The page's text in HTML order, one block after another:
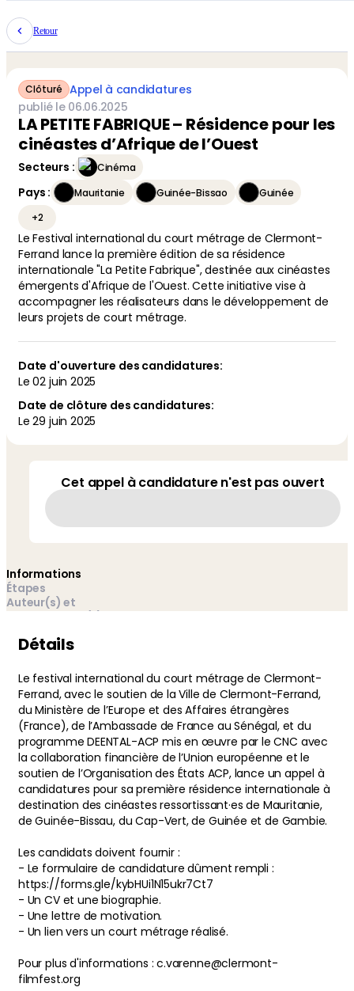
Retour
Clôturé Appel à candidatures
publié le 06.06.2025
LA PETITE FABRIQUE – Résidence pour les
cinéastes d’Afrique de l’Ouest
Secteurs : Cinéma
Pays : Mauritanie Guinée-Bissao
Guinée
+2
Le Festival international du court métrage de Clermont-
Ferrand lance la première édition de sa résidence
internationale "La Petite Fabrique", destinée aux cinéastes
émergents d'Afrique de l'Ouest. Cette initiative vise à
accompagner les réalisateurs dans le développement de
leurs projets de court métrage.
Date d'ouverture des candidatures:
Le02 juin 2025
Date de clôture des candidatures:
Le29 juin 2025
Cet appel à candidature n'est pas ouvert
Informations
Étapes
Auteur(s) et
Détails
Le festival international du court métrage de Clermont-
Ferrand, avec le soutien de la Ville de Clermont-Ferrand,
du Ministère de l’Europe et des Affaires étrangères
(France), de l’Ambassade de France au Sénégal, et du
programme DEENTAL-ACP mis en œuvre par le CNC avec
la collaboration financière de l’Union européenne et le
soutien de l’Organisation des États ACP, lance un appel à
candidatures pour sa première résidence internationale à
destination des cinéastes ressortissant·es de Mauritanie,
de Guinée-Bissau, du Cap-Vert, de Guinée et de Gambie.
Les candidats doivent fournir :
- Le formulaire de candidature dûment rempli :
https://forms.gle/kybHUi1N15ukr7Ct7
- Un CV et une biographie.
- Une lettre de motivation.
- Un lien vers un court métrage réalisé.
Pour plus d'informations : c.varenne@clermont-
filmfest.org